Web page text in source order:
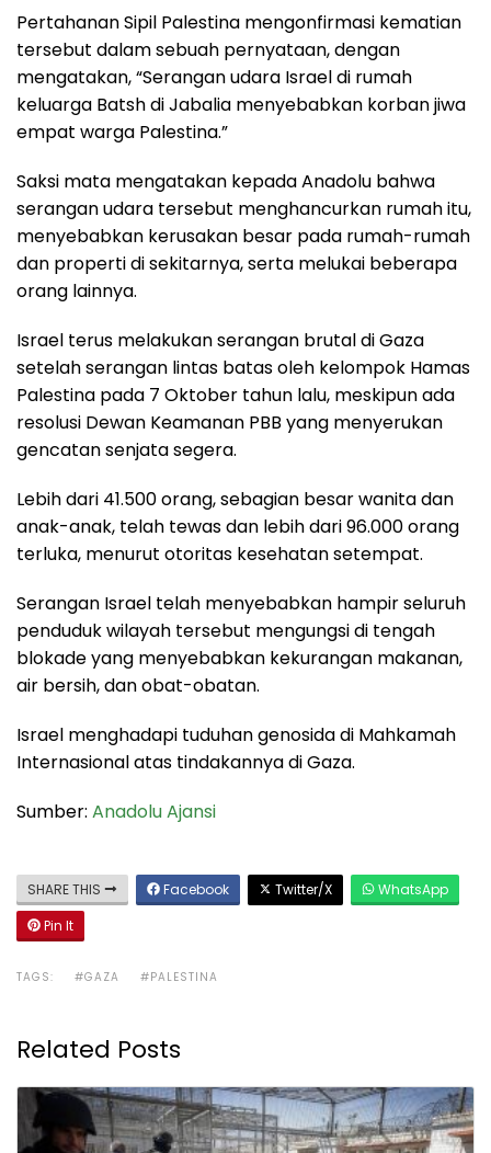
Pertahanan Sipil Palestina mengonfirmasi kematian
tersebut dalam sebuah pernyataan, dengan
mengatakan, “Serangan udara Israel di rumah
keluarga Batsh di Jabalia menyebabkan korban jiwa
empat warga Palestina.”
Saksi mata mengatakan kepada Anadolu bahwa
serangan udara tersebut menghancurkan rumah itu,
menyebabkan kerusakan besar pada rumah-rumah
dan properti di sekitarnya, serta melukai beberapa
orang lainnya.
Israel terus melakukan serangan brutal di Gaza
setelah serangan lintas batas oleh kelompok Hamas
Palestina pada 7 Oktober tahun lalu, meskipun ada
resolusi Dewan Keamanan PBB yang menyerukan
gencatan senjata segera.
Lebih dari 41.500 orang, sebagian besar wanita dan
anak-anak, telah tewas dan lebih dari 96.000 orang
terluka, menurut otoritas kesehatan setempat.
Serangan Israel telah menyebabkan hampir seluruh
penduduk wilayah tersebut mengungsi di tengah
blokade yang menyebabkan kekurangan makanan,
air bersih, dan obat-obatan.
Israel menghadapi tuduhan genosida di Mahkamah
Internasional atas tindakannya di Gaza.
Sumber: Anadolu Ajansi
SHARE THIS Facebook Twitter/X
WhatsApp
Pin It
TAGS: #GAZA #PALESTINA
Related Posts